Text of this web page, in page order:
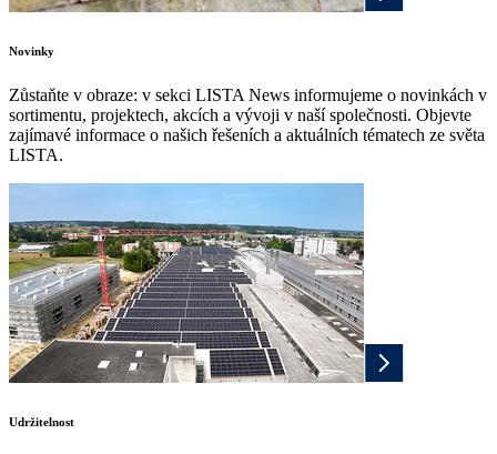
Novinky
Zůstaňte v obraze: v sekci LISTA News informujeme o novinkách v
sortimentu, projektech, akcích a vývoji v naší společnosti. Objevte
zajímavé informace o našich řešeních a aktuálních tématech ze světa
LISTA.
Udržitelnost